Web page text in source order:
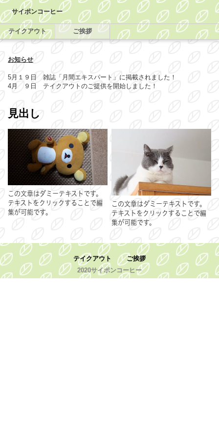
サイポンコーヒー
テイクアウト ご挨拶
お知らせ
5月１９日 雑誌「月間エキスパート」に掲載されました！
4月 ９日 テイクアウトのご提供を開始しました！
見出し
この文章はダミーテキストです。
テキストをクリックすることで編
集が可能です。
この文章はダミーテキストです。
テキストをクリックすることで編
集が可能です。
テイクアウト
ご挨拶
2020サイポンコーヒー